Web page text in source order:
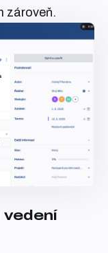
zároveň.
vedení